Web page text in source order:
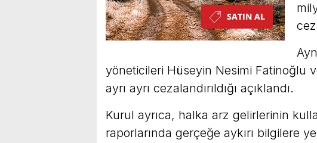
yöneticileri Hüseyin Nesimi Fatinoğlu
ayrı ayrı cezalandırıldığı açıklandı.
Kurul ayrıca, halka arz gelirlerinin
raporlarında gerçeğe aykırı bilgilere